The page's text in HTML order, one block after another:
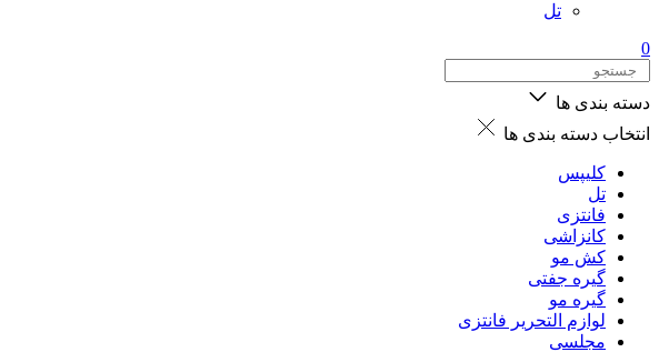
تل
0
دسته بندی ها
انتخاب دسته بندی ها
کلیپس
تل
فانتزی
کانزاشی
کش مو
گیره جفتی
گیره مو
لوازم التحریر فانتزی
مجلسی